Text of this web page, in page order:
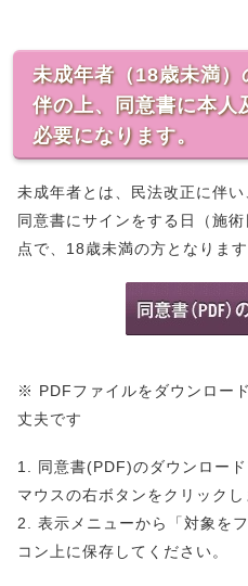
未成年者（18歳未満）
伴の上、同意書に本人
必要になります。
未成年者とは、民法改正に伴
同意書にサインをする日（施
点で、18歳未満の方となります
※ PDFファイルをダウンロー
丈夫です
1. 同意書(PDF)のダウンロード
マウスの右ボタンをクリックし
2. 表示メニューから「対象を
コン上に保存してください。